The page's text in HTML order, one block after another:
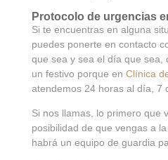
Protocolo de urgencias
Si te encuentras en alguna
puedes ponerte en contacto
que sea y sea el día que sea,
un festivo porque en Clínica
atendemos 24 horas al día, 7
Si nos llamas, lo primero que
posibilidad de que vengas a
habrá un equipo de guardia